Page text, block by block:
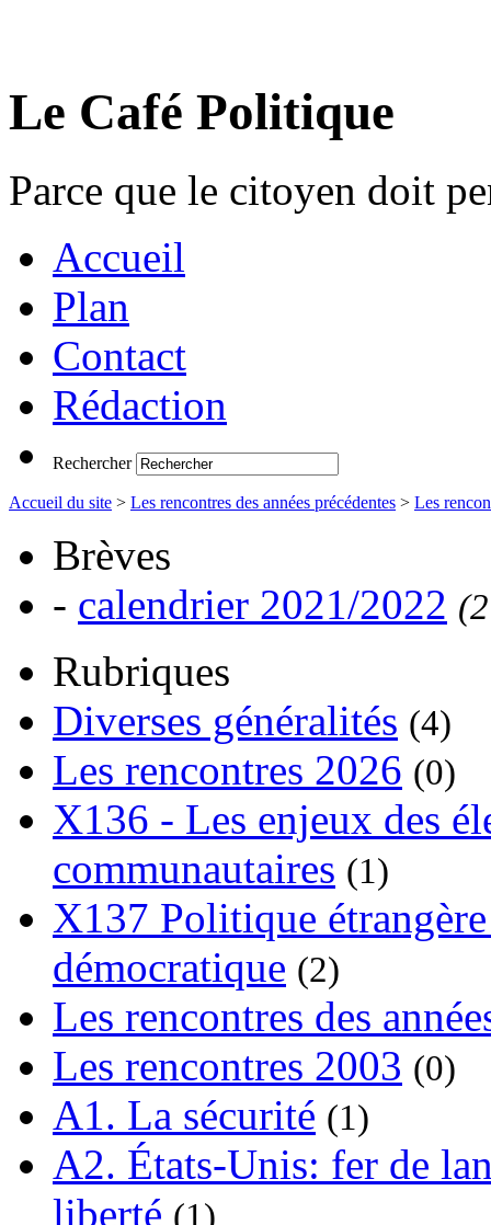
Le Café Politique
Parce que le citoyen doit
Accueil
Plan
Contact
Rédaction
Rechercher
Accueil du site > Les rencontres des années précédentes > Les
Brèves
- calendrier 2021/2022
Rubriques
Diverses généralités (4)
Les rencontres 2026 (0)
X136 - Les enjeux des
communautaires (1)
X137 Politique
démocratique (2)
Les rencontres des
Les rencontres 2003 (0)
A1. La sécurité (1)
A2. États-Unis: fer de
liberté (1)